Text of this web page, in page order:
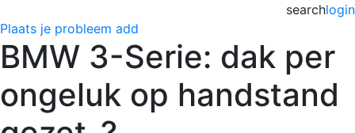
login
search
Plaats je probleem add
BMW 3-Serie: dak per
ongeluk op handstand